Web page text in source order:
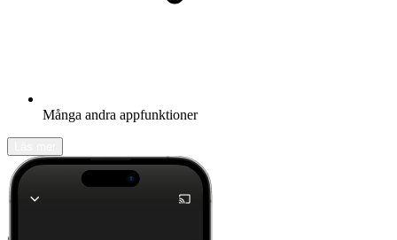
Många andra appfunktioner